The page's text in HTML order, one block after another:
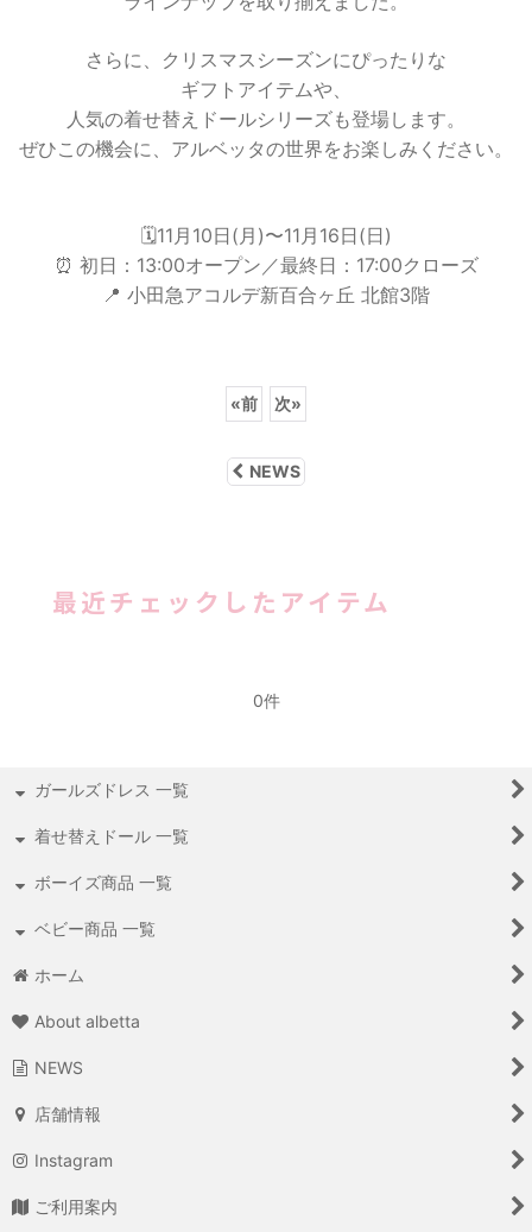
さらに、クリスマスシーズンにぴったりな
ギフトアイテムや、
人気の着せ替えドールシリーズも登場します。
ぜひこの機会に、アルベッタの世界をお楽しみください。
🗓️11月10日(月)〜11月16日(日)
⏰ 初日：13:00オープン／最終日：17:00クローズ
📍 小田急アコルデ新百合ヶ丘 北館3階
«前 次»
NEWS
最近チェックしたアイテム
0件
ガールズドレス 一覧
着せ替えドール 一覧
ボーイズ商品 一覧
ベビー商品 一覧
ホーム
About albetta
NEWS
店舗情報
Instagram
ご利用案内